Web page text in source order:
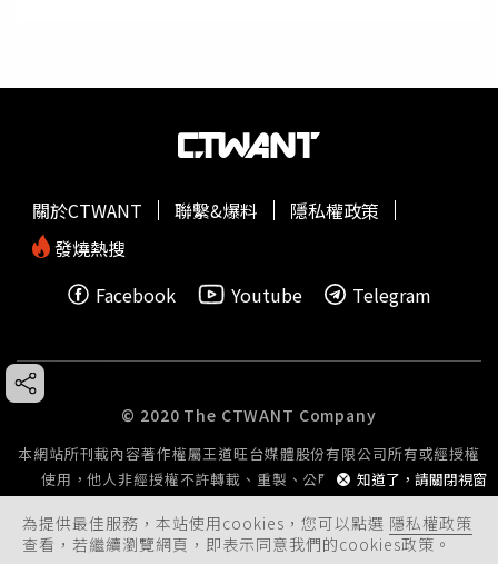
為提供最佳服務，本站使用cookies，您可以點選 隱私權政策
查看，若繼續瀏覽網頁，即表示同意我們的cookies政策。
知道了，請關閉視窗
關於CTWANT 聯繫&爆料
隱私權政策
發燒熱搜
Facebook
Youtube Telegram
© 2020 The CTWANT Company
本網站所刊載內容著作權屬王道旺台媒體股份有限公司所有或經授權
使用，他人非經授權不許轉載、重製、公開播送或公開傳輸。